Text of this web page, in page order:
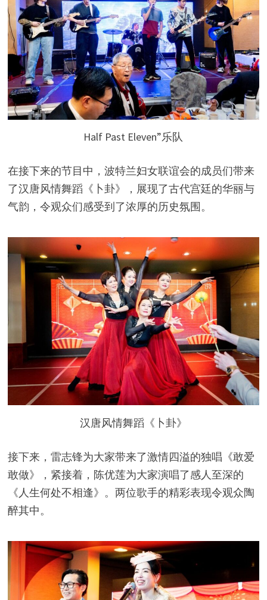
Half Past Eleven”乐队
在接下来的节目中，波特兰妇女联谊会的成员们带来
了汉唐风情舞蹈《卜卦》，展现了古代宫廷的华丽与
气韵，令观众们感受到了浓厚的历史氛围。
汉唐风情舞蹈《卜卦》
接下来，雷志锋为大家带来了激情四溢的独唱《敢爱
敢做》，紧接着，陈优莲为大家演唱了感人至深的
《人生何处不相逢》。两位歌手的精彩表现令观众陶
醉其中。